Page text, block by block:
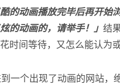
的动画播放完毕后再开始
的动画的，请举手！」 结
间等待，又怎么能认为
个出现了动画的网站，